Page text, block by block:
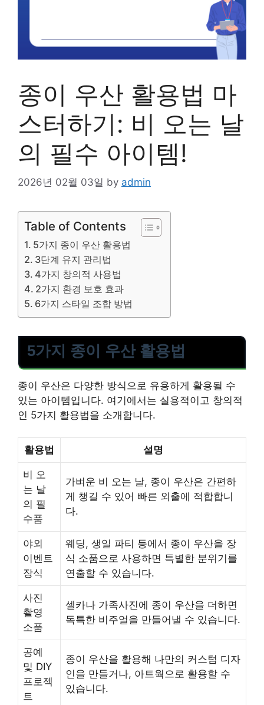
종이 우산 활용법 마
스터하기: 비 오는 날
의 필수 아이템!
2026년 02월 03일 by admin
Table of Contents
5가지 종이 우산 활용법
3단계 유지 관리법
4가지 창의적 사용법
2가지 환경 보호 효과
6가지 스타일 조합 방법
5가지 종이 우산 활용법
종이 우산은 다양한 방식으로 유용하게 활용될 수
있는 아이템입니다. 여기에서는 실용적이고 창의적
인 5가지 활용법을 소개합니다.
활용법 설명
비 오
는 날
의 필
수품
가벼운 비 오는 날, 종이 우산은 간편하
게 챙길 수 있어 빠른 외출에 적합합니
다.
야외
이벤트
장식
웨딩, 생일 파티 등에서 종이 우산을 장
식 소품으로 사용하면 특별한 분위기를
연출할 수 있습니다.
사진
촬영
소품
셀카나 가족사진에 종이 우산을 더하면
독특한 비주얼을 만들어낼 수 있습니다.
공예
및 DIY
프로젝
트
종이 우산을 활용해 나만의 커스텀 디자
인을 만들거나, 아트웍으로 활용할 수
있습니다.